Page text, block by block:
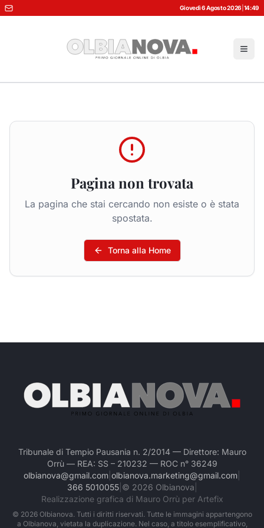
Giovedì 6 Agosto 2026 14:49
Pagina non trovata
La pagina che stai cercando non esiste o è stata
spostata.
Torna alla Home
Tribunale di Tempio Pausania n. 2/2014 — Direttore: Mauro
Orrù — REA: SS – 210232 — ROC n° 36249
olbianova@gmail.com olbianova.marketing@gmail.com
366 5010055| © 2026 Olbianova
Realizzazione grafica di Mauro Orrù per Artefix
© 2026Olbianova. Tutti i diritti riservati. Tutte le immagini appartengono
a Olbianova, vietata la duplicazione. Nel caso, a titolo esemplificativo,